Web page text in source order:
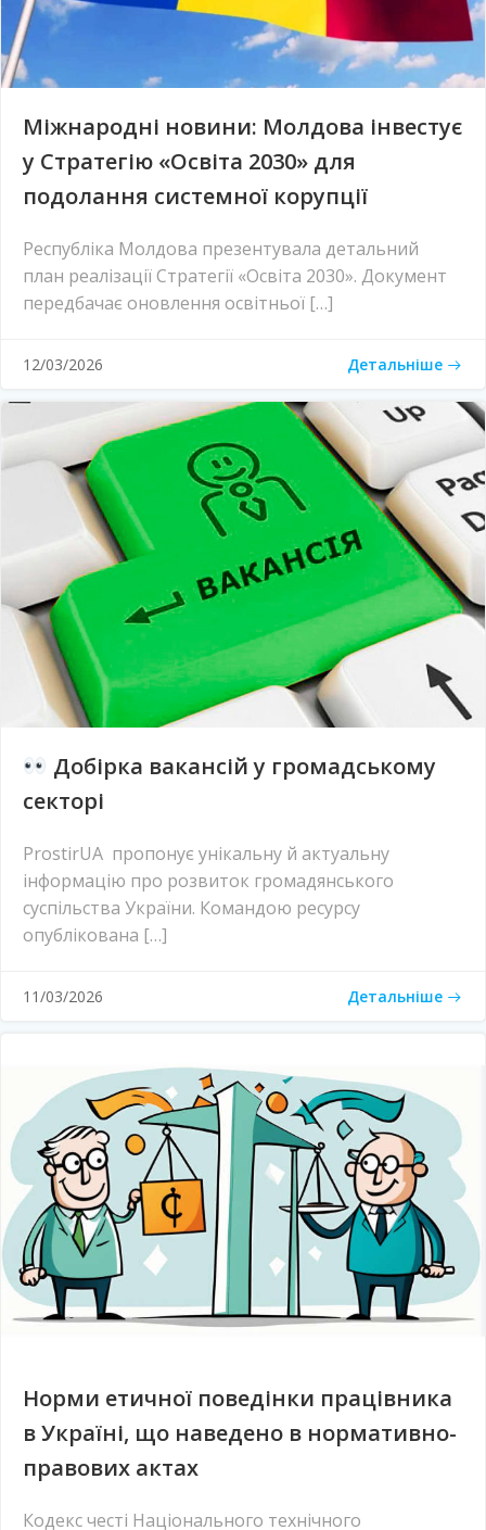
Міжнародні новини: Молдова інвестує
у Стратегію «Освіта 2030» для
подолання системної корупції
Республіка Молдова презентувала детальний
план реалізації Стратегії «Освіта 2030». Документ
передбачає оновлення освітньої […]
12/03/2026 Детальніше
Добірка вакансій у громадському
секторі
ProstirUA пропонує унікальну й актуальну
інформацію про розвиток громадянського
суспільства України. Командою ресурсу
опублікована […]
11/03/2026 Детальніше
Норми етичної поведінки працівника
в Україні, що наведено в нормативно-
правових актах
Кодекс честі Національного технічного